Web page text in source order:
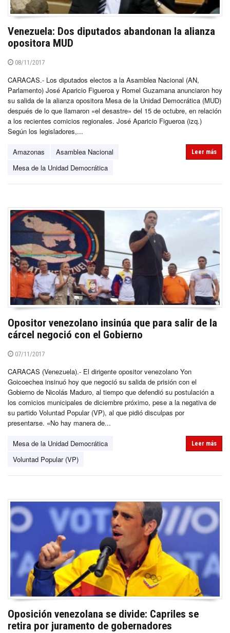
Venezuela: Dos diputados abandonan la alianza
opositora MUD
08/11/2017
CARACAS.- Los diputados electos a la Asamblea Nacional (AN,
Parlamento) José Aparicio Figueroa y Romel Guzamana anunciaron hoy
su salida de la alianza opositora Mesa de la Unidad Democrática (MUD)
después de lo que llamaron «el desastre» del 15 de octubre, en relación
a los recientes comicios regionales. José Aparicio Figueroa (izq.)
Según los legisladores,...
Amazonas
Asamblea Nacional
Mesa de la Unidad Democrática
Leer más
Opositor venezolano insinúa que para salir de la
cárcel negoció con el Gobierno
07/11/2017
CARACAS (Venezuela).- El dirigente opositor venezolano Yon
Goicoechea insinuó hoy que negoció su salida de prisión con el
Gobierno de Nicolás Maduro, al tiempo que defendió su postulación a
los comicios municipales de diciembre próximo, pese a la negativa de
su partido Voluntad Popular (VP), al que pidió disculpas por
presentarse. «No hay manera de...
Mesa de la Unidad Democrática
Voluntad Popular (VP)
Leer más
Oposición venezolana se divide: Capriles se
retira por juramento de gobernadores